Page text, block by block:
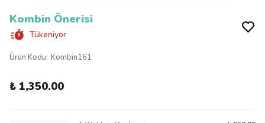
Kombin Önerisi
Tükeniyor
Ürün Kodu: Kombin161
₺ 1,350.00